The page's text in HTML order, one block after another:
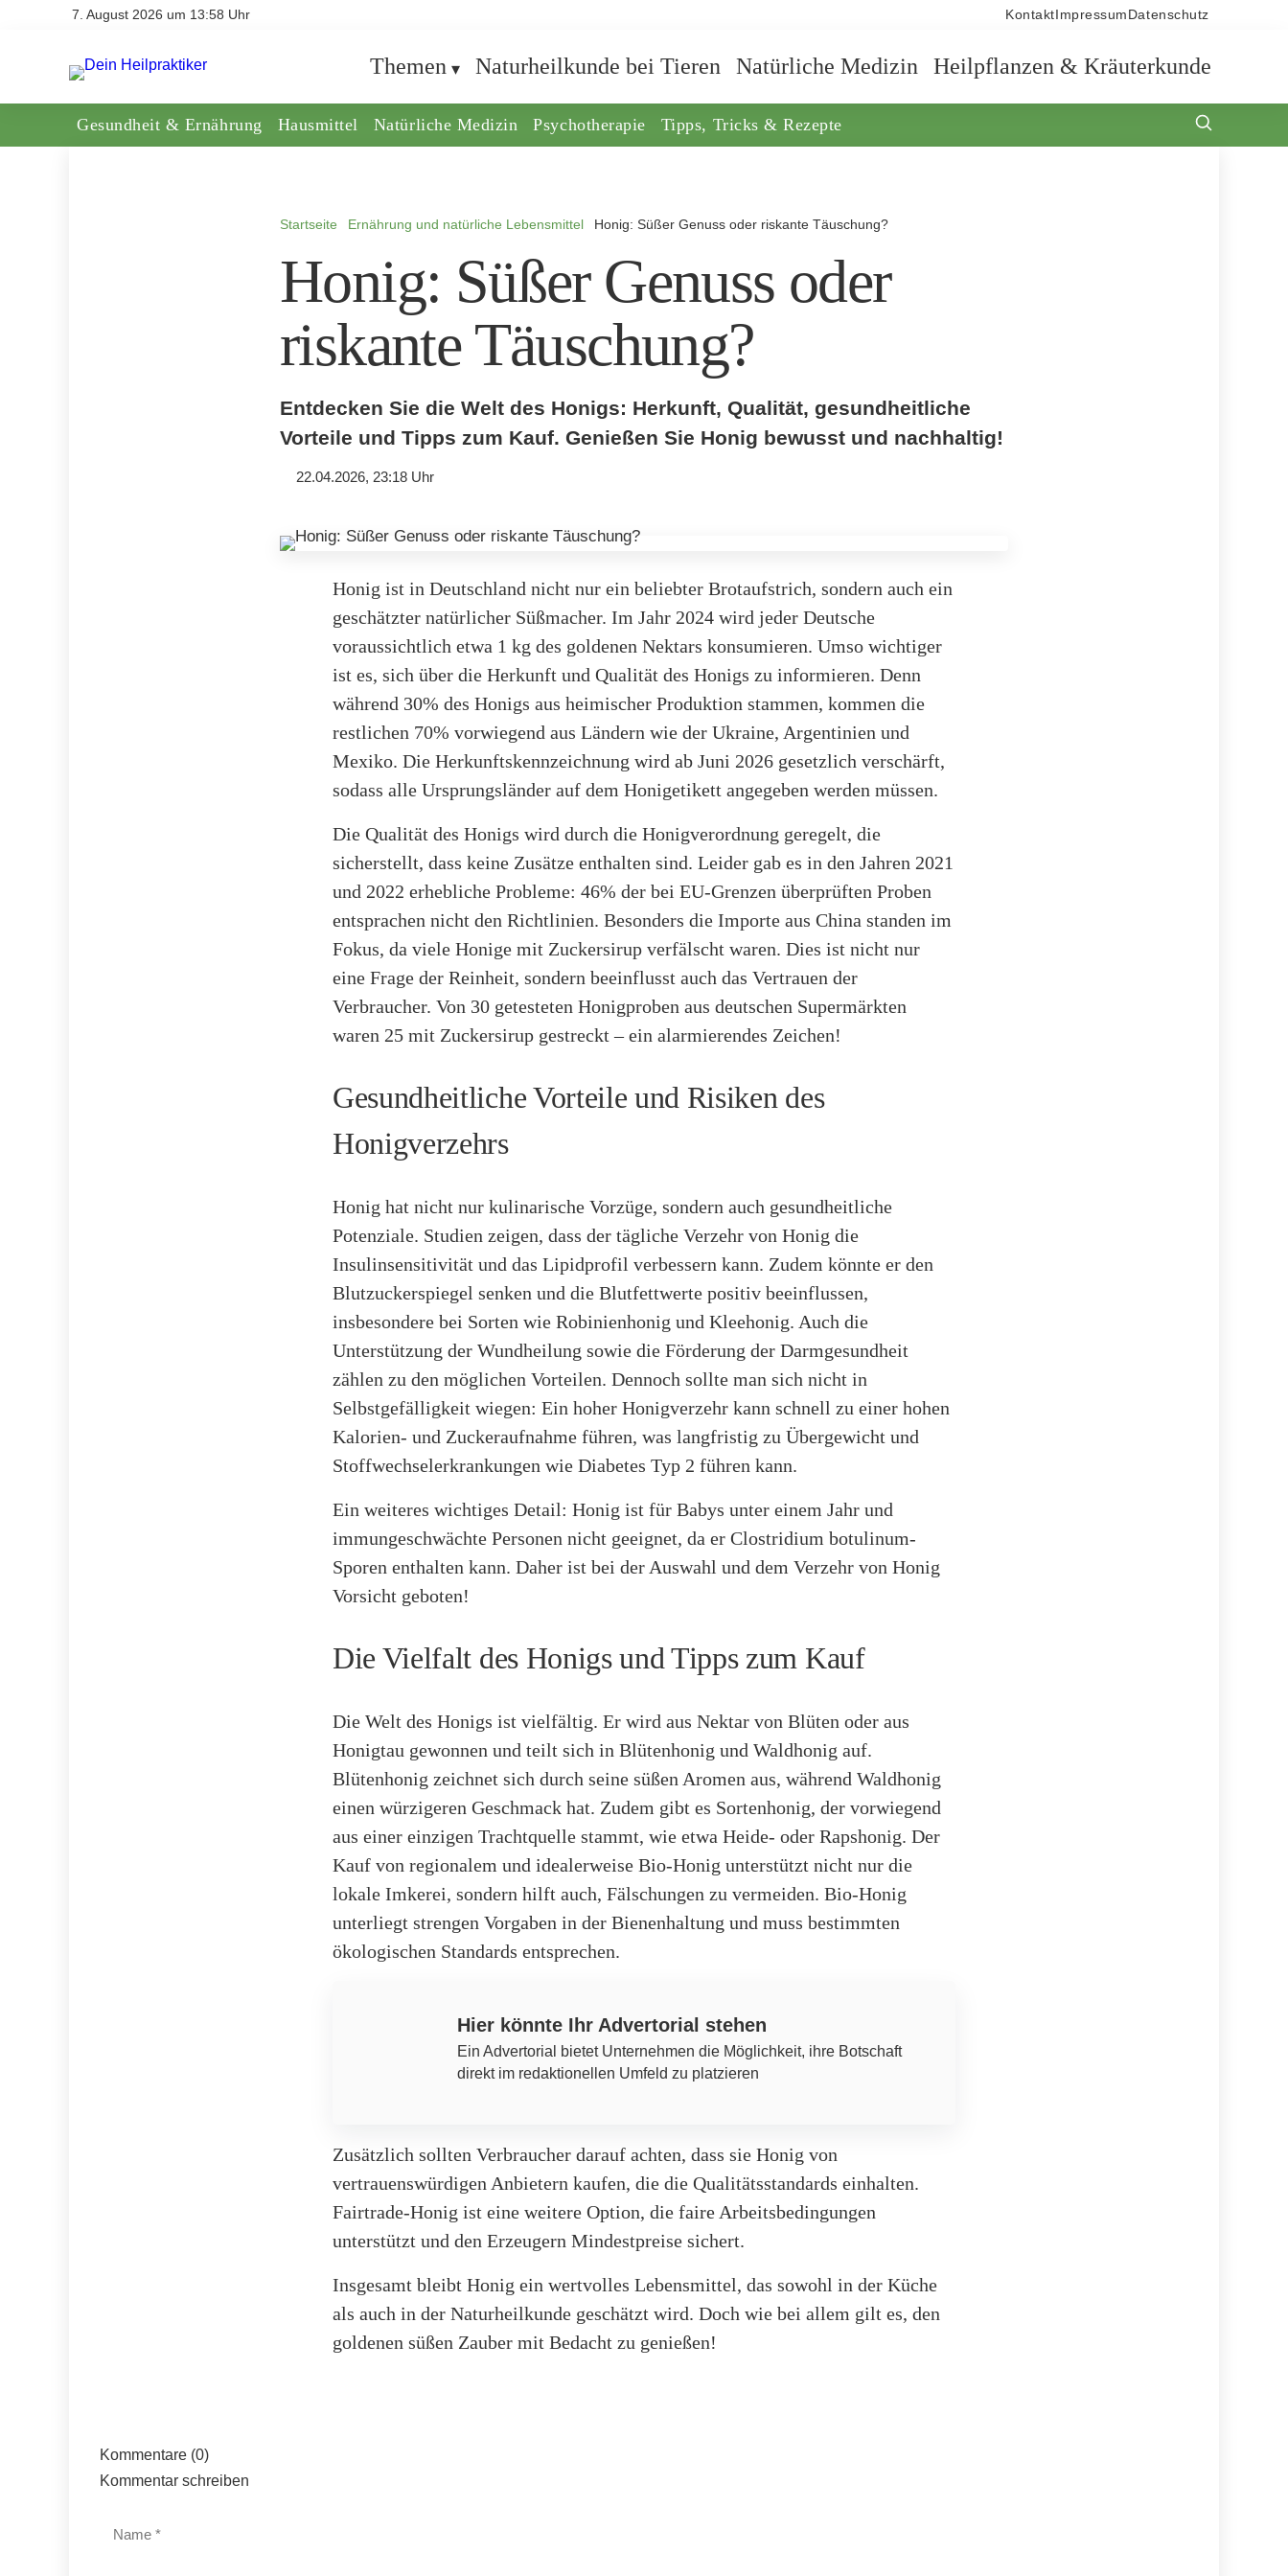
7. August 2026 um 13:58 Uhr Kontakt Impressum Datenschutz
Themen Naturheilkunde bei Tieren Natürliche Medizin Heilpflanzen & Kräuterkunde
Gesundheit & Ernährung Hausmittel Natürliche Medizin Psychotherapie Tipps, Tricks & Rezepte
Startseite Ernährung und natürliche Lebensmittel Honig: Süßer Genuss oder riskante Täuschung?
Honig: Süßer Genuss oder
riskante Täuschung?
Entdecken Sie die Welt des Honigs: Herkunft, Qualität, gesundheitliche
Vorteile und Tipps zum Kauf. Genießen Sie Honig bewusst und nachhaltig!
22.04.2026, 23:18 Uhr
Honig ist in Deutschland nicht nur ein beliebter Brotaufstrich, sondern auch ein
geschätzter natürlicher Süßmacher. Im Jahr 2024 wird jeder Deutsche
voraussichtlich etwa 1 kg des goldenen Nektars konsumieren. Umso wichtiger
ist es, sich über die Herkunft und Qualität des Honigs zu informieren. Denn
während 30% des Honigs aus heimischer Produktion stammen, kommen die
restlichen 70% vorwiegend aus Ländern wie der Ukraine, Argentinien und
Mexiko. Die Herkunftskennzeichnung wird ab Juni 2026 gesetzlich verschärft,
sodass alle Ursprungsländer auf dem Honigetikett angegeben werden müssen.
Die Qualität des Honigs wird durch die Honigverordnung geregelt, die
sicherstellt, dass keine Zusätze enthalten sind. Leider gab es in den Jahren 2021
und 2022 erhebliche Probleme: 46% der bei EU-Grenzen überprüften Proben
entsprachen nicht den Richtlinien. Besonders die Importe aus China standen im
Fokus, da viele Honige mit Zuckersirup verfälscht waren. Dies ist nicht nur
eine Frage der Reinheit, sondern beeinflusst auch das Vertrauen der
Verbraucher. Von 30 getesteten Honigproben aus deutschen Supermärkten
waren 25 mit Zuckersirup gestreckt – ein alarmierendes Zeichen!
Gesundheitliche Vorteile und Risiken des
Honigverzehrs
Honig hat nicht nur kulinarische Vorzüge, sondern auch gesundheitliche
Potenziale. Studien zeigen, dass der tägliche Verzehr von Honig die
Insulinsensitivität und das Lipidprofil verbessern kann. Zudem könnte er den
Blutzuckerspiegel senken und die Blutfettwerte positiv beeinflussen,
insbesondere bei Sorten wie Robinienhonig und Kleehonig. Auch die
Unterstützung der Wundheilung sowie die Förderung der Darmgesundheit
zählen zu den möglichen Vorteilen. Dennoch sollte man sich nicht in
Selbstgefälligkeit wiegen: Ein hoher Honigverzehr kann schnell zu einer hohen
Kalorien- und Zuckeraufnahme führen, was langfristig zu Übergewicht und
Stoffwechselerkrankungen wie Diabetes Typ 2 führen kann.
Ein weiteres wichtiges Detail: Honig ist für Babys unter einem Jahr und
immungeschwächte Personen nicht geeignet, da er Clostridium botulinum-
Sporen enthalten kann. Daher ist bei der Auswahl und dem Verzehr von Honig
Vorsicht geboten!
Die Vielfalt des Honigs und Tipps zum Kauf
Die Welt des Honigs ist vielfältig. Er wird aus Nektar von Blüten oder aus
Honigtau gewonnen und teilt sich in Blütenhonig und Waldhonig auf.
Blütenhonig zeichnet sich durch seine süßen Aromen aus, während Waldhonig
einen würzigeren Geschmack hat. Zudem gibt es Sortenhonig, der vorwiegend
aus einer einzigen Trachtquelle stammt, wie etwa Heide- oder Rapshonig. Der
Kauf von regionalem und idealerweise Bio-Honig unterstützt nicht nur die
lokale Imkerei, sondern hilft auch, Fälschungen zu vermeiden. Bio-Honig
unterliegt strengen Vorgaben in der Bienenhaltung und muss bestimmten
ökologischen Standards entsprechen.
Hier könnte Ihr Advertorial stehen
Ein Advertorial bietet Unternehmen die Möglichkeit, ihre Botschaft
direkt im redaktionellen Umfeld zu platzieren
Zusätzlich sollten Verbraucher darauf achten, dass sie Honig von
vertrauenswürdigen Anbietern kaufen, die die Qualitätsstandards einhalten.
Fairtrade-Honig ist eine weitere Option, die faire Arbeitsbedingungen
unterstützt und den Erzeugern Mindestpreise sichert.
Insgesamt bleibt Honig ein wertvolles Lebensmittel, das sowohl in der Küche
als auch in der Naturheilkunde geschätzt wird. Doch wie bei allem gilt es, den
goldenen süßen Zauber mit Bedacht zu genießen!
Kommentare (0)
Kommentar schreiben